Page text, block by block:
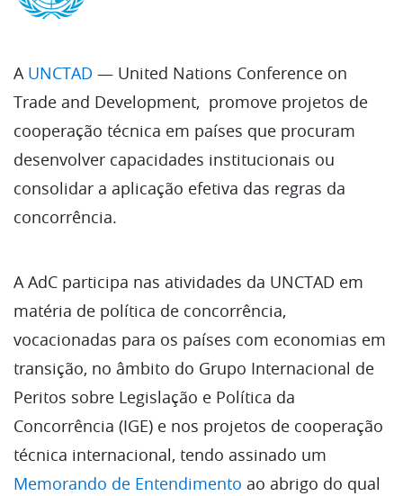
A UNCTAD — United Nations Conference on
Trade and Development, promove projetos de
cooperação técnica em países que procuram
desenvolver capacidades institucionais ou
consolidar a aplicação efetiva das regras da
concorrência.
A AdC participa nas atividades da UNCTAD em
matéria de política de concorrência,
vocacionadas para os países com economias em
transição, no âmbito do Grupo Internacional de
Peritos sobre Legislação e Política da
Concorrência (IGE) e nos projetos de cooperação
técnica internacional, tendo assinado um
Memorando de Entendimento ao abrigo do qual